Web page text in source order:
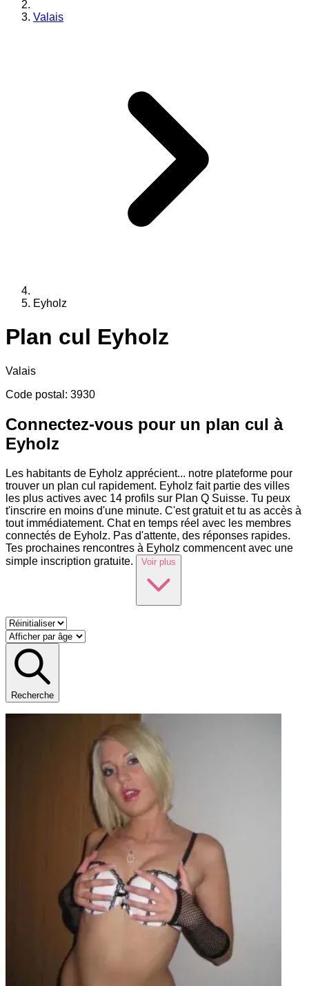
Valais
Eyholz
Plan cul Eyholz
Valais
Code postal : 3930
Connectez-vous pour un plan cul à
Eyholz
Les habitants de Eyholz apprécient... notre plateforme pour
trouver un plan cul rapidement. Eyholz fait partie des villes
les plus actives avec 14 profils sur Plan Q Suisse. Tu peux
t'inscrire en moins d'une minute. C'est gratuit et tu as accès à
tout immédiatement. Chat en temps réel avec les membres
connectés de Eyholz. Pas d'attente, des réponses rapides.
Tes prochaines rencontres à Eyholz commencent avec une
simple inscription gratuite.
Voir plus
Recherche